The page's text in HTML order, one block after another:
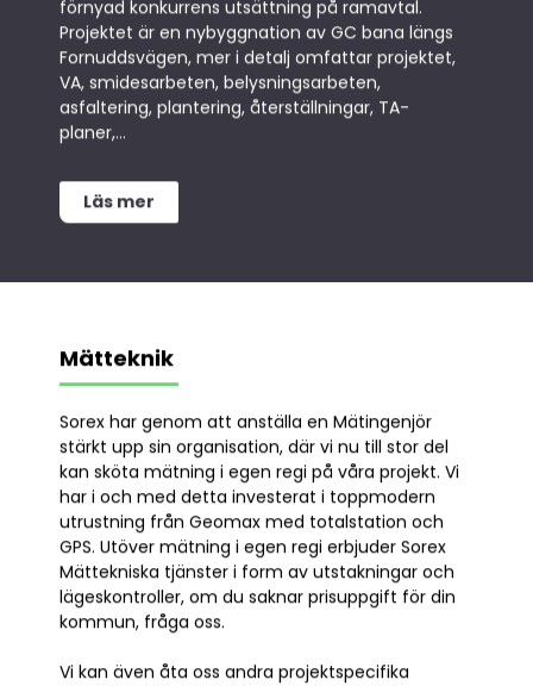
Sök på sidan
förnyad konkurrens utsättning på ramavtal.
Projektet är en nybyggnation av GC bana längs
Fornuddsvägen, mer i detalj omfattar projektet,
VA, smidesarbeten, belysningsarbeten,
asfaltering, plantering, återställningar, TA-
planer,...
Läs mer
Mätteknik
Sorex har genom att anställa en Mätingenjör
stärkt upp sin organisation, där vi nu till stor del
kan sköta mätning i egen regi på våra projekt. Vi
har i och med detta investerat i toppmodern
utrustning från Geomax med totalstation och
GPS. Utöver mätning i egen regi erbjuder Sorex
Mättekniska tjänster i form av utstakningar och
lägeskontroller, om du saknar prisuppgift för din
kommun, fråga oss.
Vi kan även åta oss andra projektspecifika